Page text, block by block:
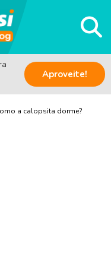
Aproveite!
a calopsita dorme?